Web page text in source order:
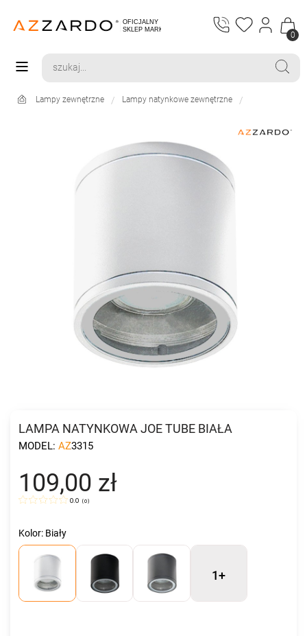
0
Lampy zewnętrzne Lampy natynkowe zewnętrzne
LAMPA NATYNKOWA JOE TUBE BIAŁA
MODEL: AZ3315
109,00 zł
0.0 (0)
Kolor: Biały
1+